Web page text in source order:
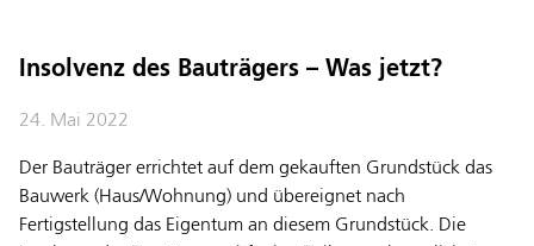
Insolvenz des Bauträgers – Was jetzt?
24. Mai 2022
Der Bauträger errichtet auf dem gekauften Grundstück das
Bauwerk (Haus/Wohnung) und übereignet nach
Fertigstellung das Eigentum an diesem Grundstück. Die